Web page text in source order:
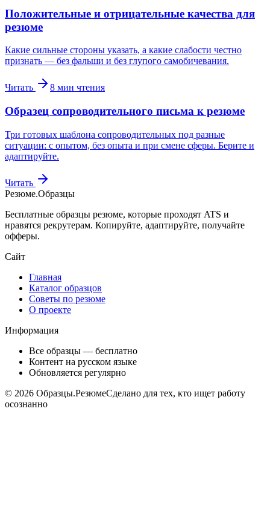
Положительные и отрицательные качества для
резюме
Какие сильные стороны указать, а какие слабости честно
признать — без фальши и без глупого самобичевания.
Читать 8 мин чтения
Образец сопроводительного письма к резюме
Три готовых шаблона сопроводительных под разные
ситуации: с опытом, без опыта и при смене сферы. Берите и
адаптируйте.
Читать
Резюме.Образцы
Бесплатные образцы резюме, которые проходят ATS и
нравятся рекрутерам. Копируйте, адаптируйте, получайте
офферы.
Сайт
Главная
Каталог образцов
Советы по резюме
О проекте
Информация
Все образцы — бесплатно
Контент на русском языке
Обновляется регулярно
© 2026 Образцы.РезюмеСделано для тех, кто ищет работу
осознанно